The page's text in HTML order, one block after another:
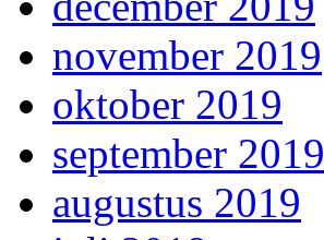
november 2019
oktober 2019
september 2019
augustus 2019